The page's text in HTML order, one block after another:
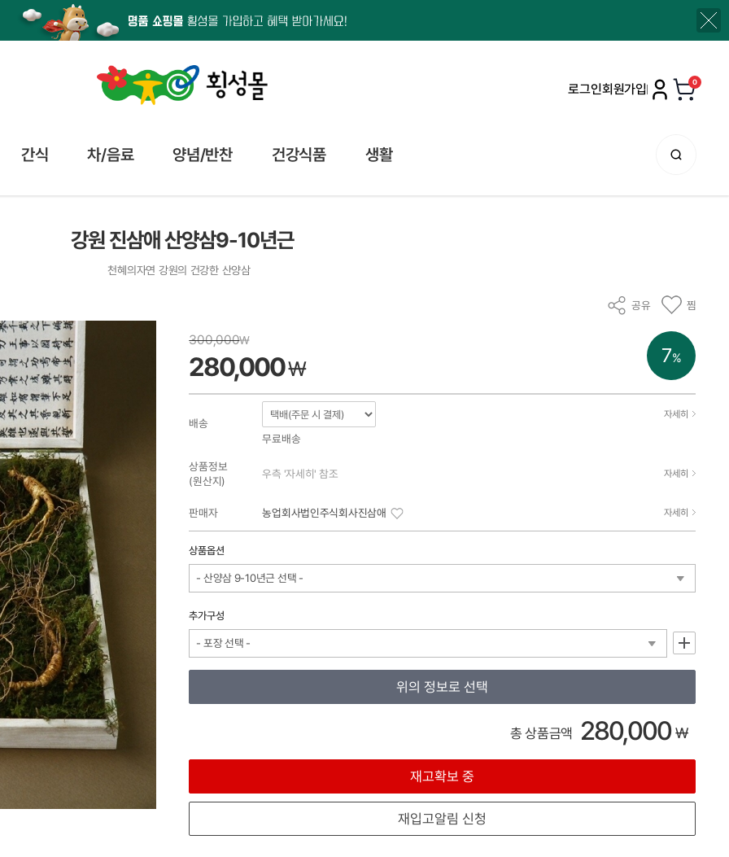
로그인회원가입 0
간식 차/음료 양념/반찬 건강식품 생활
강원 진삼애 산양삼9-10년근
천혜의자연 강원의 건강한 산양삼
공유 찜
7%
300,000₩
280,000₩
배송
자세히
무료배송
상품정보
(원산지)
우측 '자세히' 참조 자세히
판매자 농업회사법인주식회사진삼애 자세히
상품옵션
- 산양삼 9-10년근 선택 -
추가구성
- 포장 선택 -
위의 정보로 선택
총 상품금액 280,000₩
재고확보 중
재입고알림 신청